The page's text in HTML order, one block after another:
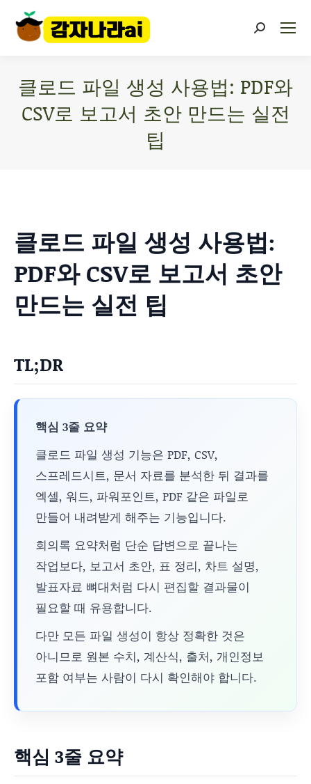
클로드 파일 생성 사용법: PDF와
CSV로 보고서 초안 만드는 실전
팁
클로드 파일 생성 사용법:
PDF와 CSV로 보고서 초안
만드는 실전 팁
TL;DR
핵심 3줄 요약
클로드 파일 생성 기능은 PDF, CSV,
스프레드시트, 문서 자료를 분석한 뒤 결과를
엑셀, 워드, 파워포인트, PDF 같은 파일로
만들어 내려받게 해주는 기능입니다.
회의록 요약처럼 단순 답변으로 끝나는
작업보다, 보고서 초안, 표 정리, 차트 설명,
발표자료 뼈대처럼 다시 편집할 결과물이
필요할 때 유용합니다.
다만 모든 파일 생성이 항상 정확한 것은
아니므로 원본 수치, 계산식, 출처, 개인정보
포함 여부는 사람이 다시 확인해야 합니다.
핵심 3줄 요약